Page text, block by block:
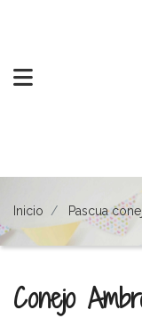
Inicio Pascua
Conejo